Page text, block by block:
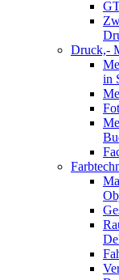
Druck,-
in